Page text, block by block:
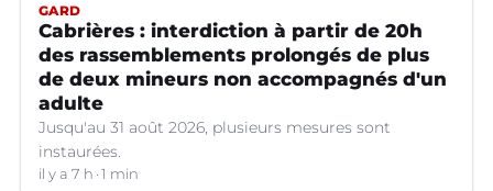
GARD
Cabrières : interdiction à partir de 20h
des rassemblements prolongés de plus
de deux mineurs non accompagnés d'un
adulte
Jusqu'au 31 août 2026, plusieurs mesures sont
instaurées.
il y a 7 h 1 min